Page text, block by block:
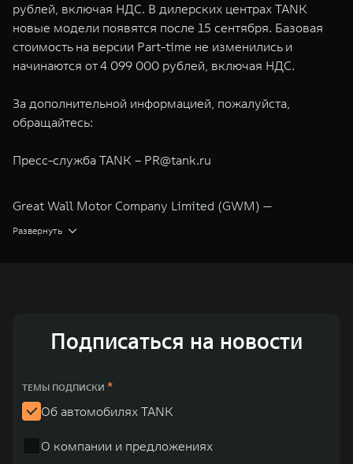
рублей, включая НДС. В дилерских центрах TANK
новые модели появятся после 15 сентября. Базовая
стоимость на версии Part-time не изменились и
начинаются от 4 099 000 рублей, включая НДС.
За дополнительной информацией, пожалуйста,
обращайтесь:
Пресс-служба TANK – PR@tank.ru
Great Wall Motor Company Limited (GWM) —
глобальный производитель внедорожников,
2011 годах соответственно. Сфера деятельности
исследования и разработки, производство, продажу и
обслуживание автомобилей и запчастей. Значительная
конструкторских разработках автомобилей и силовых
Развернуть
Подписаться на новости
ТЕМЫ ПОДПИСКИ *
Об автомобилях TANK
О компании и предложениях